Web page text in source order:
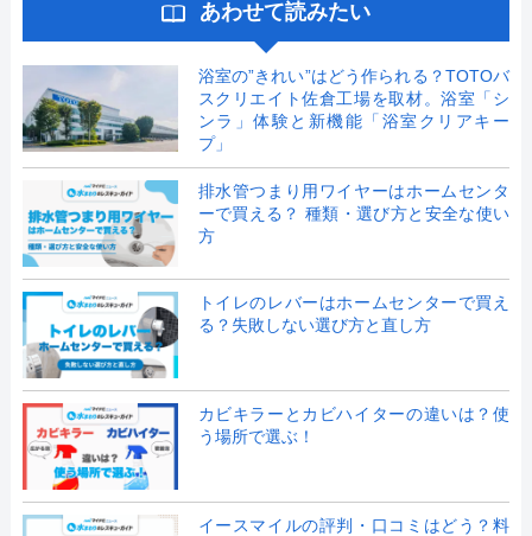
あわせて読みたい
浴室の”きれい”はどう作られる？TOTOバ
スクリエイト佐倉工場を取材。浴室「シ
ンラ」体験と新機能「浴室クリアキー
プ」
排水管つまり用ワイヤーはホームセンタ
ーで買える？ 種類・選び方と安全な使い
方
トイレのレバーはホームセンターで買え
る？失敗しない選び方と直し方
カビキラーとカビハイターの違いは？使
う場所で選ぶ！
イースマイルの評判・口コミはどう？料